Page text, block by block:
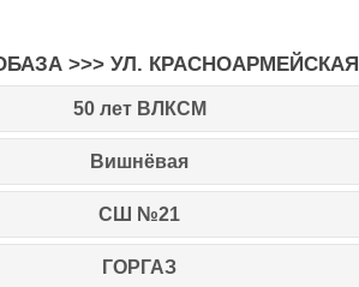
>>> УЛ. КРАСНОАРМЕЙСКАЯ
50 лет ВЛКСМ
Вишнёвая
СШ №21
ГОРГАЗ